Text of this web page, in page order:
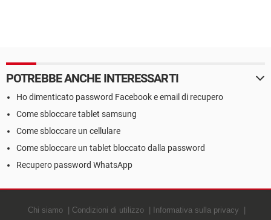
POTREBBE ANCHE INTERESSARTI
Ho dimenticato password Facebook e email di recupero
Come sbloccare tablet samsung
Come sbloccare un cellulare
Come sbloccare un tablet bloccato dalla password
Recupero password WhatsApp
Chi siamo Condizioni di utilizzo Informativa sulla privacy